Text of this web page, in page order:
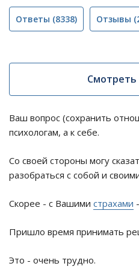
Ответы (8338) Отзывы
Ваш вопрос (сохранить
психологам, а к себе.
Со своей стороны могу
разобраться с собой и
Скорее - с Вашими страхами
Пришло время принимать
Это - очень трудно.